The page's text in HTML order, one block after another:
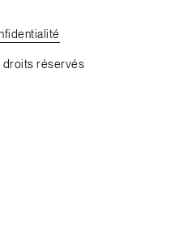
droits réservés